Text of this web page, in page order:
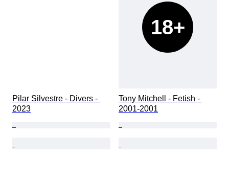
Pilar Silvestre - Divers -
2023
18+
Tony Mitchell - Fetish -
2001-2001